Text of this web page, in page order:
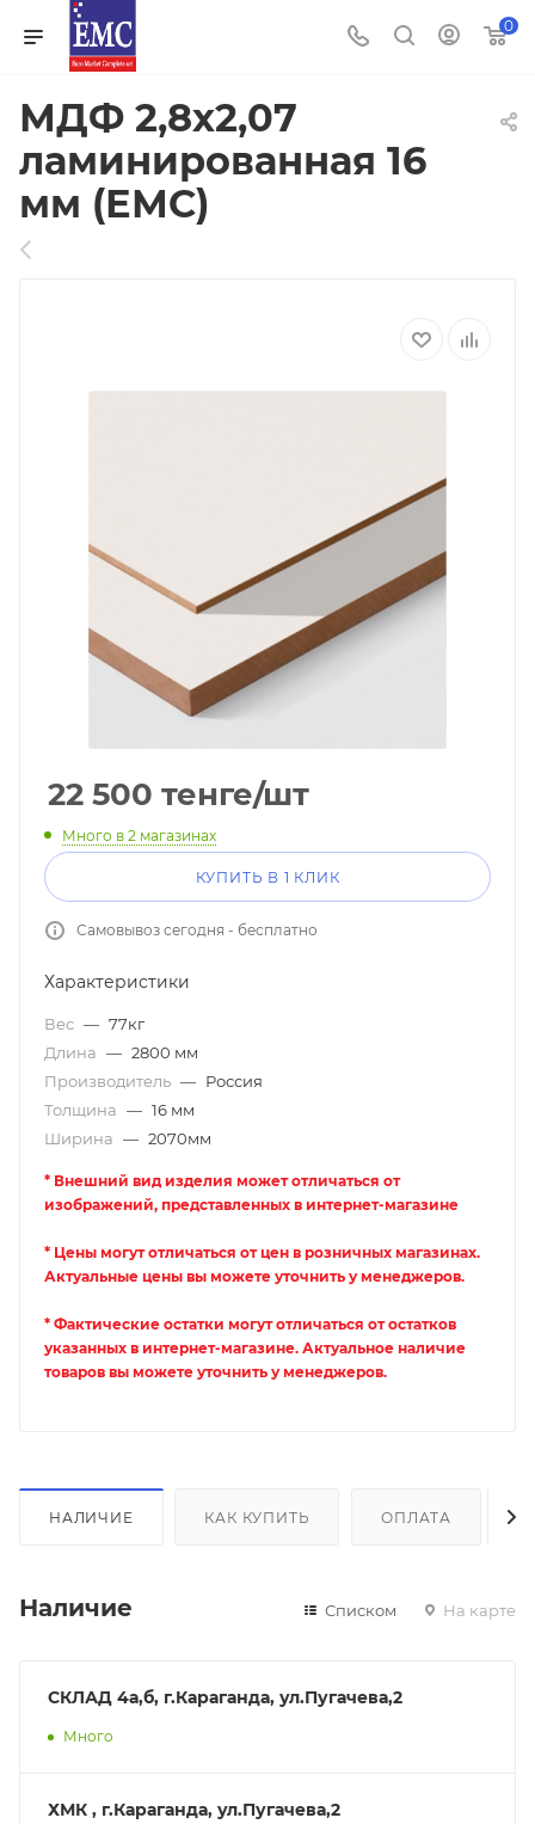
0
МДФ 2,8х2,07
ламинированная 16
мм (ЕМС)
22 500 тенге/шт
Много в 2 магазинах
КУПИТЬ В 1 КЛИК
Самовывоз сегодня - бесплатно
Характеристики
Вес — 77кг
Длина — 2800 мм
Производитель — Россия
Толщина — 16 мм
Ширина — 2070мм
* Внешний вид изделия может отличаться от
изображений, представленных в интернет-магазине
* Цены могут отличаться от цен в розничных магазинах.
Актуальные цены вы можете уточнить у менеджеров.
* Фактические остатки могут отличаться от остатков
указанных в интернет-магазине. Актуальное наличие
товаров вы можете уточнить у менеджеров.
НАЛИЧИЕ КАК КУПИТЬ ОПЛАТА
Наличие Списком На карте
СКЛАД 4а,б, г.Караганда, ул.Пугачева,2
Много
ХМК , г.Караганда, ул.Пугачева,2